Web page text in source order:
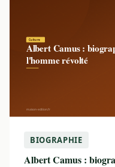
BIOGRAPHIE
Albert Camus :